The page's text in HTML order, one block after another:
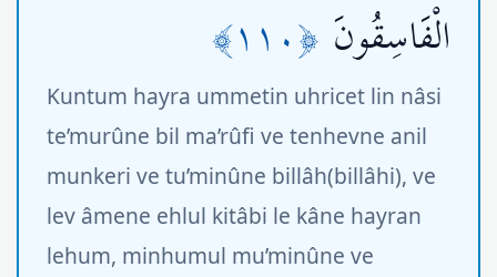
الْفَاسِقُونَ ﴿١١٠﴾
Kuntum hayra ummetin uhricet lin nâsi
te’murûne bil ma’rûfi ve tenhevne anil
munkeri ve tu’minûne billâh(billâhi), ve
lev âmene ehlul kitâbi le kâne hayran
lehum, minhumul mu’minûne ve